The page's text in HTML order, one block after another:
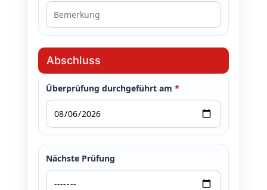
Abschluss
Überprüfung durchgeführt am *
Nächste Prüfung